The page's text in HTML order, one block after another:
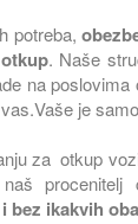
potreba,
. Naše
na
je
za otkup
bez ikakvih